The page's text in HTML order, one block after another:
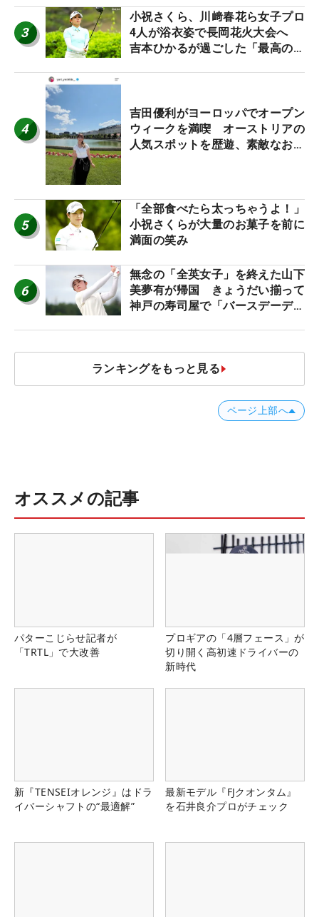
3
小祝さくら、川﨑春花ら女子プロ
4人が浴衣姿で長岡花火大会へ
吉本ひかるが過ごした「最高の夏
4
吉田優利がヨーロッパでオープン
ウィークを満喫 オーストリアの
人気スポットを歴遊、素敵なお土
5
「全部食べたら太っちゃうよ！」
小祝さくらが大量のお菓子を前に
満面の笑み
6
無念の「全英女子」を終えた山下
美夢有が帰国 きょうだい揃って
神戸の寿司屋で「バースデーディ
ランキングをもっと見る
ページ上部へ
オススメの記事
パターこじらせ記者が
「TRTL」で大改善
プロギアの「4層フェース」が
切り開く高初速ドライバーの
新時代
新『TENSEIオレンジ』はドラ
イバーシャフトの“最適解”
最新モデル『FJクオンタム』
を石井良介プロがチェック